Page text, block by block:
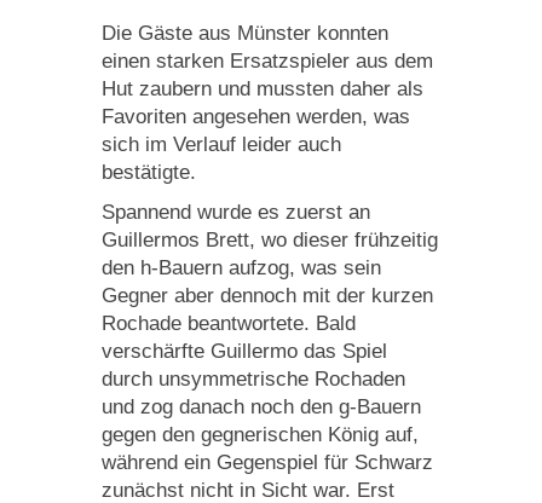
Die Gäste aus Münster konnten
einen starken Ersatzspieler aus dem
Hut zaubern und mussten daher als
Favoriten angesehen werden, was
sich im Verlauf leider auch
bestätigte.
Spannend wurde es zuerst an
Guillermos Brett, wo dieser frühzeitig
den h-Bauern aufzog, was sein
Gegner aber dennoch mit der kurzen
Rochade beantwortete. Bald
verschärfte Guillermo das Spiel
durch unsymmetrische Rochaden
und zog danach noch den g-Bauern
gegen den gegnerischen König auf,
während ein Gegenspiel für Schwarz
zunächst nicht in Sicht war. Erst